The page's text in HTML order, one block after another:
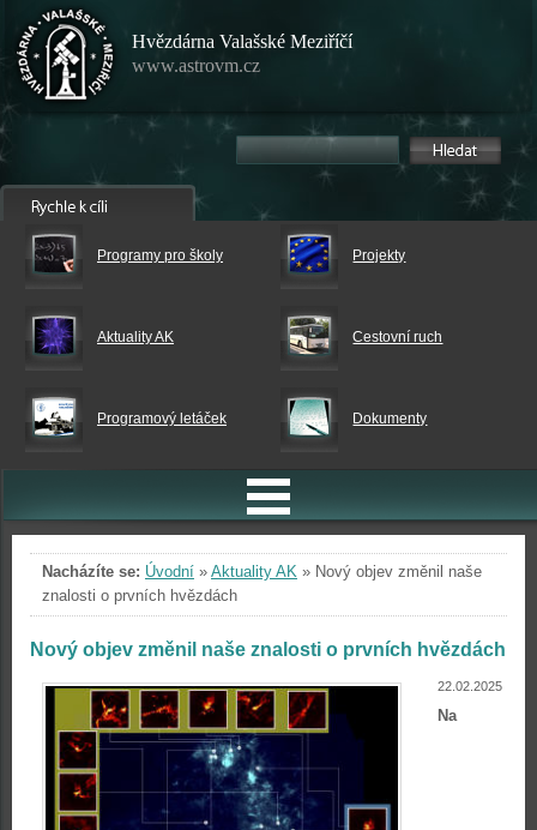
Hvězdárna Valašské Meziříčí
www.astrovm.cz
Programy pro školy Projekty
Aktuality AK Cestovní ruch
Programový letáček Dokumenty
Nacházíte se: Úvodní » Aktuality AK » Nový objev změnil naše
znalosti o prvních hvězdách
Nový objev změnil naše znalosti o prvních hvězdách
22.02.2025
Na